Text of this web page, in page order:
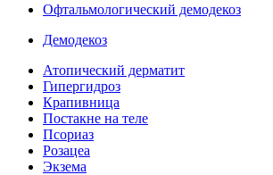
Офтальмологический демодекоз
Демодекоз
Атопический дерматит
Гипергидроз
Крапивница
Постакне на теле
Псориаз
Розацеа
Экзема